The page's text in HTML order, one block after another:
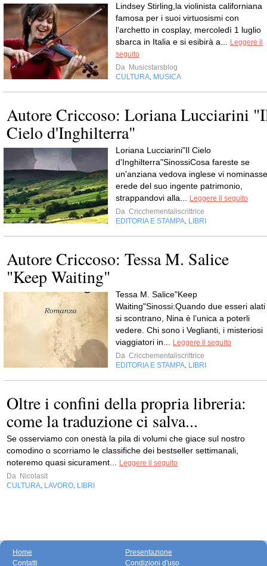
Lindsey Stirling,la violinista californiana
famosa per i suoi virtuosismi con
l’archetto in cosplay, mercoledì 1 luglio
sbarca in Italia e si esibirà a...
Leggere il
seguito
Da Musicstarsblog
CULTURA MUSICA
Autore Criccoso: Loriana Lucciarini
Cielo d'Inghilterra"
Loriana Lucciarini"Il Cielo
d'Inghilterra"SinossiCosa fareste se
un'anziana vedova inglese vi nominasse
erede del suo ingente patrimonio,
strappandovi alla...
Leggere il seguito
Da Cricchementaliscrittrice
EDITORIA E STAMPA LIBRI
Autore Criccoso: Tessa M. Salice
"Keep Waiting"
Tessa M. Salice"Keep
Waiting"Sinossi:Quando due esseri alati
si scontrano, Nina è l’unica a poterli
vedere. Chi sono i Veglianti, i misteriosi
viaggiatori in...
Leggere il seguito
Da Cricchementaliscrittrice
EDITORIA E STAMPA LIBRI
Oltre i confini della propria libreria:
come la traduzione ci salva...
Se osserviamo con onestà la pila di volumi che giace sul nostro
comodino o scorriamo le classifiche dei bestseller settimanali,
noteremo quasi sicurament...
Leggere il seguito
Da Nicolasit
CULTURA LAVORO LIBRI
Home
Contatti
Presentazione
Condizioni d'uso